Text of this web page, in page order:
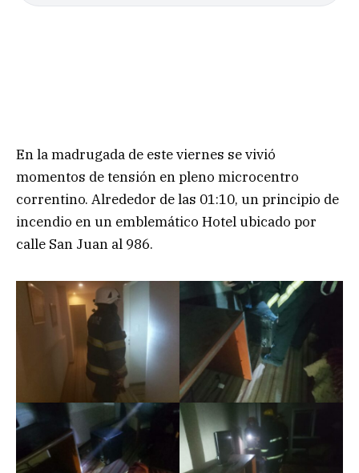
En la madrugada de este viernes se vivió
momentos de tensión en pleno microcentro
correntino. Alrededor de las 01:10, un principio de
incendio en un emblemático Hotel ubicado por
calle San Juan al 986.